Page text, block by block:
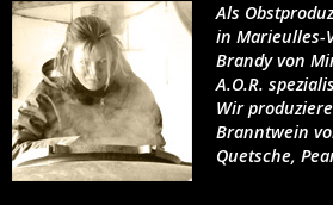
Als
in Marieulles-
Brandy von
A.O.R.
Wir
Branntwein
Quetsche,